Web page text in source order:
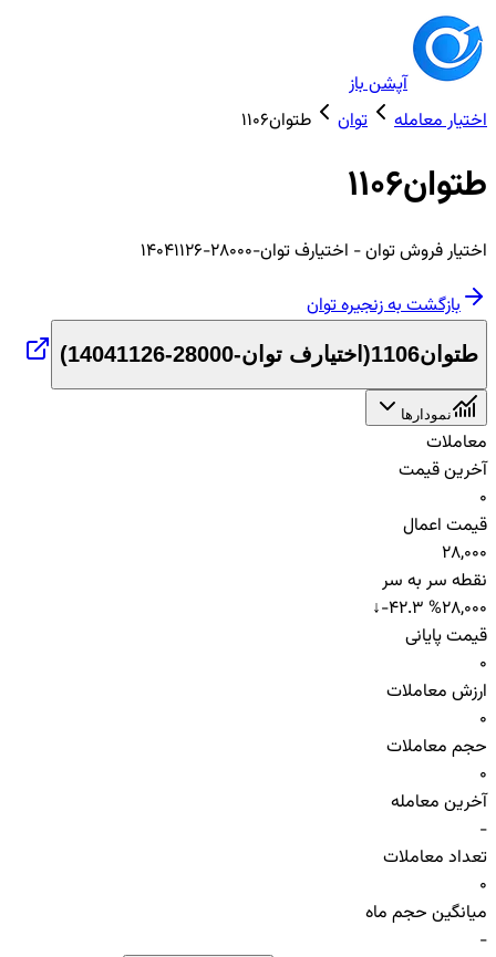
آپشن باز
اختیار معامله
توان طتوان1106
طتوان1106
اختیارفروشتوان- اختیارف توان-28000-14041126
بازگشت به زنجیرهتوان
طتوان1106 ( اختیارف توان-28000-14041126 )
نمودارها
معاملات
آخرین قیمت
0
قیمت اعمال
28,000
نقطه سر به سر
28,000
↓-42.3 %
قیمت پایانی
0
ارزش معاملات
0
حجم معاملات
0
آخرین معامله
-
تعداد معاملات
0
میانگین حجم ماه
-